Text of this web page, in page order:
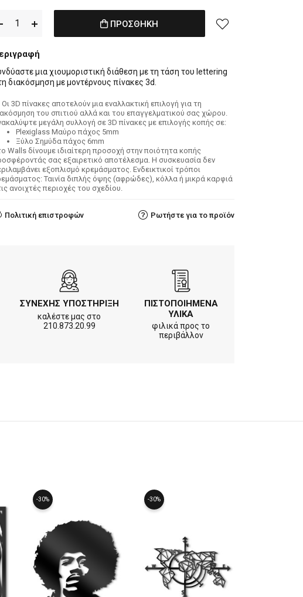
ΠΡΟΣΘΗΚΗ
μια χιουμοριστική διάθεση με τη τάση του lettering
διακόσμηση με μοντέρνους πίνακες 3d.
Οι 3D πίνακες αποτελούν μια εναλλακτική επιλογή για τη
του σπιτιού αλλά και του επαγγελματικού σας χώρου.
μεγάλη συλλογή σε 3D πίνακες με επιλογής κοπής σε:
Plexiglass Μαύρο πάχος 5mm
Ξύλο Σημύδα πάχος 6mm
Walls δίνουμε ιδιαίτερη προσοχή στην ποιότητα κοπής
σας εξαιρετικό αποτέλεσμα. Η συσκευασία δεν
εξοπλισμό κρεμάσματος. Ενδεικτικοί τρόποι
Ταινία διπλής όψης (αφρώδες), κόλλα ή μικρά καρφιά
ανοιχτές περιοχές του σχεδίου.
Πολιτική επιστροφών Ρωτήστε για το προϊόν
ΣΥΝΕΧΗΣ ΥΠΟΣΤΗΡΙΞΗ
καλέστε μας στο
210.873.20.99
ΠΙΣΤΟΠΟΙΗΜΕΝΑ
ΥΛΙΚΑ
φιλικά προς το
περιβάλλον
-30% -30%